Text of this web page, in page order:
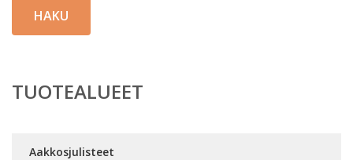
HAKU
TUOTEALUEET
Aakkosjulisteet